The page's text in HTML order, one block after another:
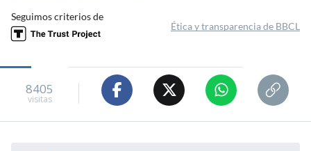
Seguimos criterios de
Ética y transparencia de BBCL
8405
visitas